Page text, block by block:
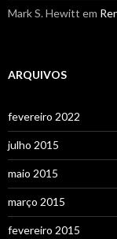
Mark S. Hewitt em
ARQUIVOS
fevereiro 2022
julho 2015
maio 2015
março 2015
fevereiro 2015